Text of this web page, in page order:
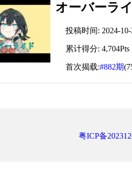
オーバーラ
投稿时间: 2024-10-
累计得分: 4,704Pts
首次揭载:#882期
粤ICP备